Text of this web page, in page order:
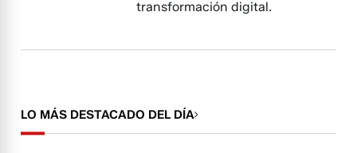
transformación digital.
LO MÁS DESTACADO DEL DÍA